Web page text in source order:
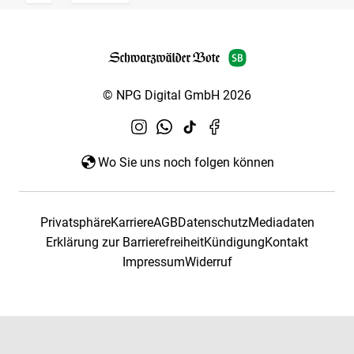
© NPG Digital GmbH 2026
Wo Sie uns noch folgen können
PrivatsphäreKarriereAGBDatenschutzMediadaten
Erklärung zur BarrierefreiheitKündigungKontakt
ImpressumWiderruf